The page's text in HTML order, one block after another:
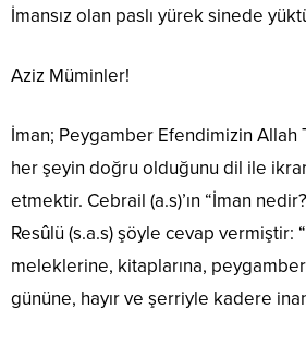
İmansız olan paslı yürek sinede
Aziz Müminler!
İman; Peygamber Efendimizin Allah
her şeyin doğru olduğunu dil ile
etmektir. Cebrail (a.s)’ın “İman
Resûlü (s.a.s) şöyle cevap vermiştir:
meleklerine, kitaplarına,
gününe, hayır ve şerriyle kadere